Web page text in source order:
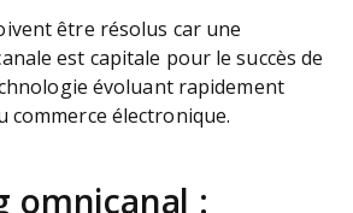
être résolus car une
est capitale pour le succès de
évoluant rapidement
commerce électronique.
omnicanal :